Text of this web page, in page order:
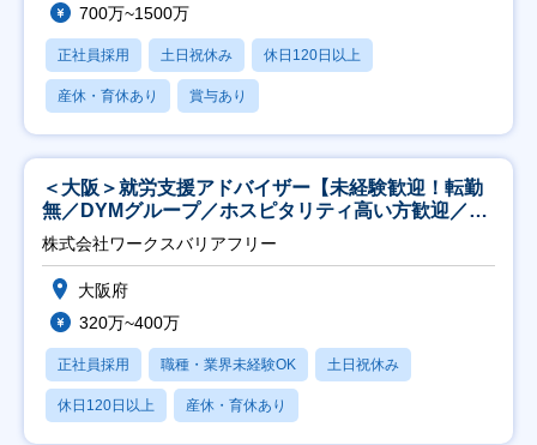
700万~1500万
正社員採用 土日祝休み 休日120日以上
産休・育休あり 賞与あり
＜大阪＞就労支援アドバイザー【未経験歓迎！転勤
無／DYMグループ／ホスピタリティ高い方歓迎／土
日祝】
株式会社ワークスバリアフリー
大阪府
320万~400万
正社員採用 職種・業界未経験OK 土日祝休み
休日120日以上 産休・育休あり